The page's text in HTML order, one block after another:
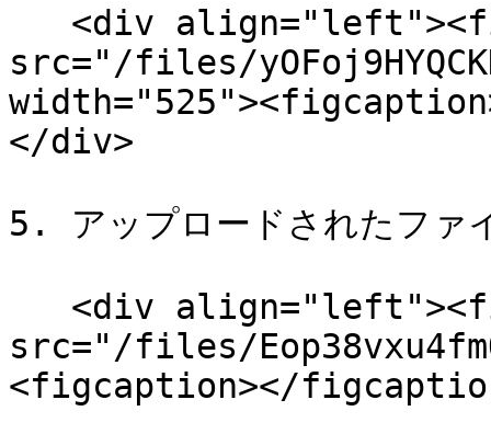
src="/files/
</div>
5. アップロードされたファ
src="/files/
<figcaption></